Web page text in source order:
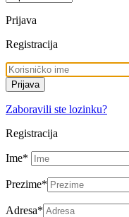
Prijava
Registracija
Zaboravili ste lozinku?
Registracija
Ime*
Prezime*
Adresa*